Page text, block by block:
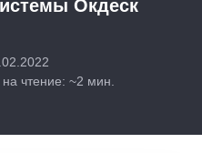
Окдеск
чтение: ~2 мин.